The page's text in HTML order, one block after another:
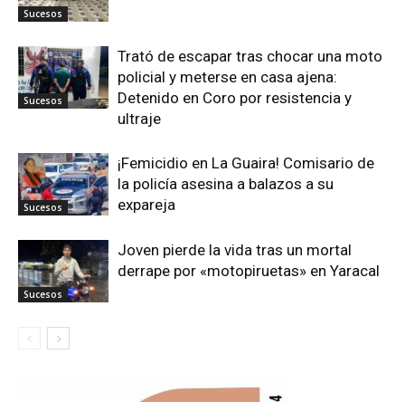
Sucesos
Sucesos
Trató de escapar tras chocar una moto
policial y meterse en casa ajena:
Detenido en Coro por resistencia y
ultraje
Sucesos
¡Femicidio en La Guaira! Comisario de
la policía asesina a balazos a su
expareja
Sucesos
Joven pierde la vida tras un mortal
derrape por «motopiruetas» en Yaracal